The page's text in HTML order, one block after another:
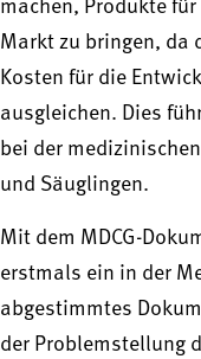
machen, Produkte
Markt zu bringen, da
Kosten für die
ausgleichen. Dies
bei der
und Säuglingen.
Mit dem MDCG-
erstmals ein in der
abgestimmtes
der Problemstellung